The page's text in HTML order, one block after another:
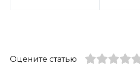
Оцените статью